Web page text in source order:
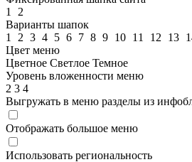
1
2
Варианты шапок
1
2 3 4 5 6 7 8 9 10 11 12 13
Цвет меню
Цветное Светлое Темное
Уровень вложенности меню
2 3 4
Выгружать в меню разделы из
Отображать большое меню
Использовать региональность